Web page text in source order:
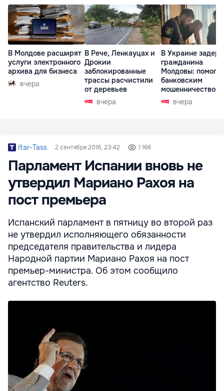
В Молдове расширят
услуги электронного
архива для бизнеса
вчера
В Рече, Ленкауцах и
Дрокии
заблокированные
трассы расчистили
от деревьев
вчера
В Украине
гражданина
Молдовы:
банковским
мошенничеством
Чехиивчера
Itar-Tass 2 сентября 2016, 23:42 1 166
Парламент Испании вновь не
утвердил Мариано Рахоя на
пост премьера
Испанский парламент в пятницу во второй раз
не утвердил исполняющего обязанности
председателя правительства и лидера
Народной партии Мариано Рахоя на пост
премьер-министра. Об этом сообщило
агентство Reuters.